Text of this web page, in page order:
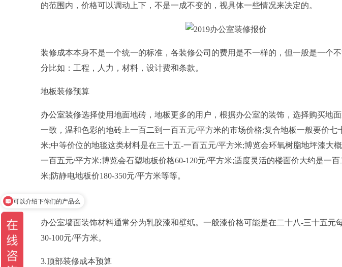
的范围内，价格可以调动上下，不是一成不变的，视具体一些情况来决定的。
装修成本本身不是一个统一的标准，各装修公司的费用是不一样的，但一般是一个
分比如：工程，人力，材料，设计费和条款。
地板装修预算
办公室装修选择使用地面地砖，地板更多的用户，根据办公室的装饰，选择购买地
一致，温和色彩的地砖上一百二到一百五元/平方米的市场价格;复合地板一般要价七
米;中等价位的地毯这类材料是在三十五-一百五元/平方米;博览会环氧树脂地坪漆大
一百五元/平方米;博览会石塑地板价格60-120元/平方米;适度灵活的楼面价大约是一
米;防静电地板价180-350元/平方米等等。
壁装饰预算
办公室墙面装饰材料通常分为乳胶漆和壁纸。一般漆价格可能是在二十八-三十五元
30-100元/平方米。
3.顶部装修成本预算
可以介绍下你们的产品么